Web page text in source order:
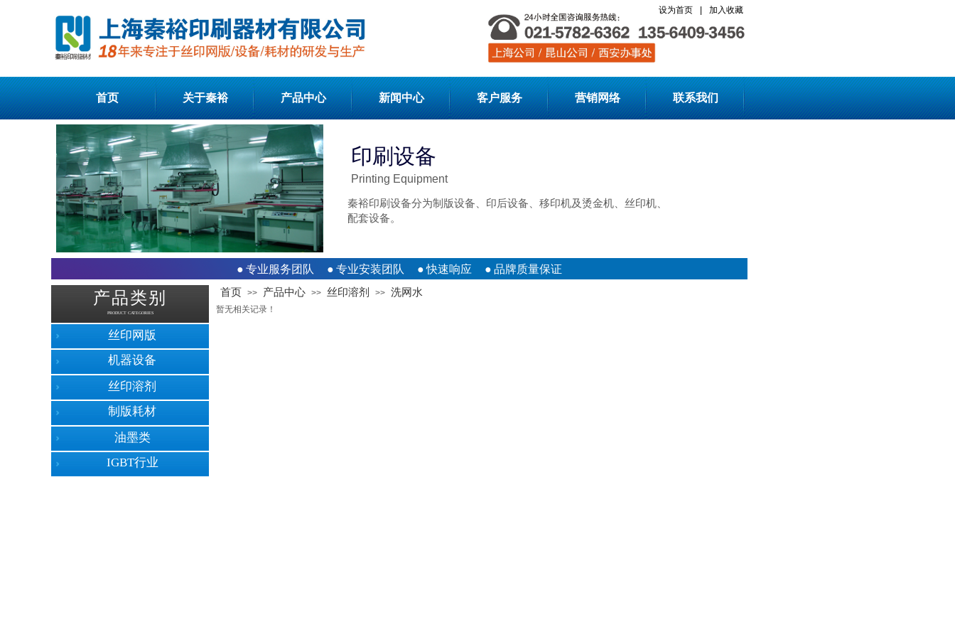
设为首页 加入收藏
首页 关于秦裕 产品中心 新闻中心 客户服务 营销网络 联系我们
印刷设备
Printing Equipment
秦裕印刷设备分为制版设备、印后设备、移印机及烫金机、丝印机、
配套设备。
● 专业服务团队 ● 专业安装团队 ● 快速响应 ● 品牌质量保证
产品类别
PRODUCT CATEGORIES
首页 >> 产品中心 >> 丝印溶剂 >> 洗网水
暂无相关记录！
丝印网版
机器设备
丝印溶剂
制版耗材
油墨类
IGBT行业